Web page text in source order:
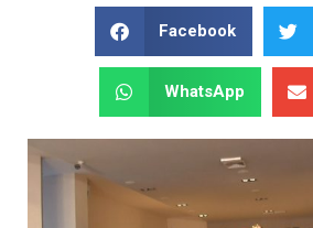
Facebook
WhatsApp